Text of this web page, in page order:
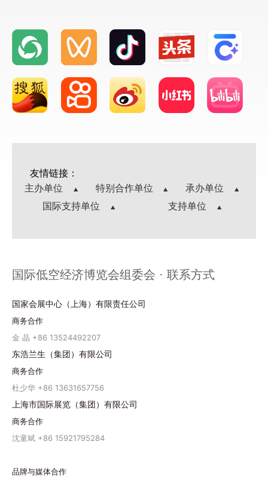
友情链接：
主办单位
特别合作单位
承办单位
国际支持单位
支持单位
国际低空经济博览会组委会 · 联系方式
国家会展中心（上海）有限责任公司
商务合作
金 晶 +86 13524492207
东浩兰生（集团）有限公司
商务合作
杜少华 +86 13631657756
上海市国际展览（集团）有限公司
商务合作
沈童斌 +86 15921795284
品牌与媒体合作